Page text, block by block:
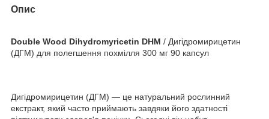
Опис
Double Wood Dihydromyricetin DHM / Дигідромирицетин
(ДГМ) для полегшення похмілля 300 мг 90 капсул
Дигідромирицетин (ДГМ) — це натуральний рослинний
екстракт, який часто приймають завдяки його здатності